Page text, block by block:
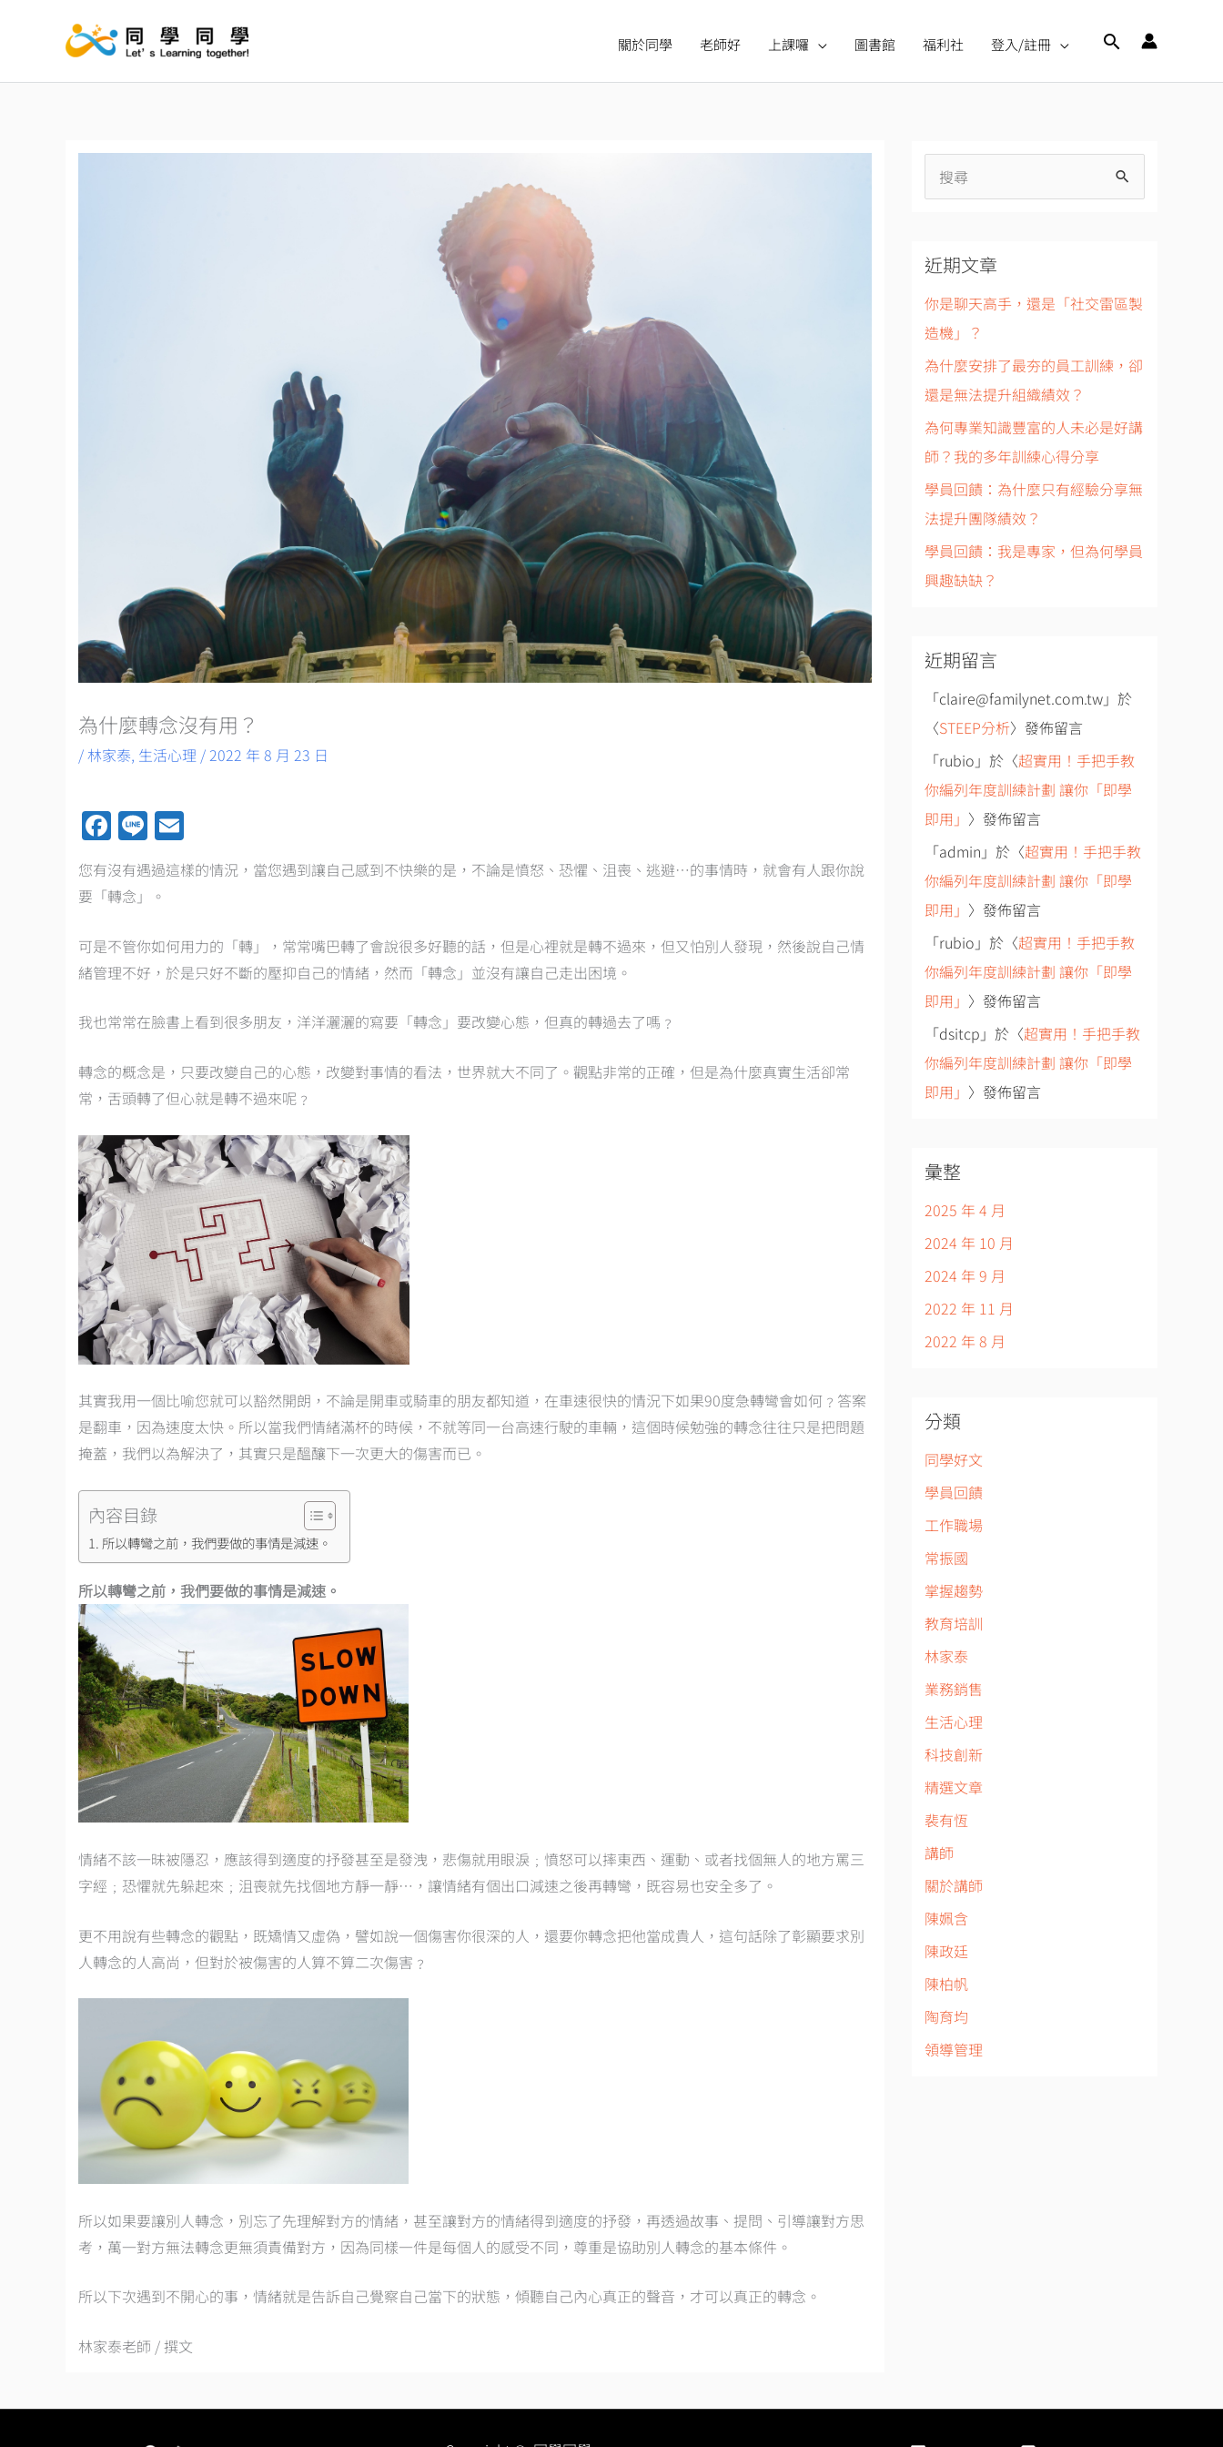
關於同學 老師好 上課囉 圖書館 福利社 登入/註冊
搜
尋
為什麼轉念沒有用？
/林家泰, 生活心理 /2022 年 8 月 23 日
F
a
ce
b
o
o
Li
n
e
m
ai
您有沒有遇過這樣的情況，當您遇到讓自己感到不快樂的是，不論是憤怒、恐懼、沮喪、逃避…的事情時，就會有人跟你說
要「轉念」。
可是不管你如何用力的「轉」，常常嘴巴轉了會說很多好聽的話，但是心裡就是轉不過來，但又怕別人發現，然後說自己情
緒管理不好，於是只好不斷的壓抑自己的情緒，然而「轉念」並沒有讓自己走出困境。
我也常常在臉書上看到很多朋友，洋洋灑灑的寫要「轉念」要改變心態，但真的轉過去了嗎﹖
轉念的概念是，只要改變自己的心態，改變對事情的看法，世界就大不同了。觀點非常的正確，但是為什麼真實生活卻常
常，舌頭轉了但心就是轉不過來呢﹖
其實我用一個比喻您就可以豁然開朗，不論是開車或騎車的朋友都知道，在車速很快的情況下如果90度急轉彎會如何﹖答案
是翻車，因為速度太快。所以當我們情緒滿杯的時候，不就等同一台高速行駛的車輛，這個時候勉強的轉念往往只是把問題
掩蓋，我們以為解決了，其實只是醞釀下一次更大的傷害而已。
內容目錄
所以轉彎之前，我們要做的事情是減速。
所以轉彎之前，我們要做的事情是減速。
情緒不該一昧被隱忍，應該得到適度的抒發甚至是發洩，悲傷就用眼淚﹔憤怒可以摔東西、運動、或者找個無人的地方罵三
字經﹔恐懼就先躲起來﹔沮喪就先找個地方靜一靜…，讓情緒有個出口減速之後再轉彎，既容易也安全多了。
更不用說有些轉念的觀點，既矯情又虛偽，譬如說一個傷害你很深的人，還要你轉念把他當成貴人，這句話除了彰顯要求別
人轉念的人高尚，但對於被傷害的人算不算二次傷害﹖
所以如果要讓別人轉念，別忘了先理解對方的情緒，甚至讓對方的情緒得到適度的抒發，再透過故事、提問、引導讓對方思
考，萬一對方無法轉念更無須責備對方，因為同樣一件是每個人的感受不同，尊重是協助別人轉念的基本條件。
所以下次遇到不開心的事，情緒就是告訴自己覺察自己當下的狀態，傾聽自己內心真正的聲音，才可以真正的轉念。
林家泰老師 / 撰文
鍵
字
:
近期文章
你是聊天高手，還是「社交雷區製
造機」？
為什麼安排了最夯的員工訓練，卻
還是無法提升組織績效？
為何專業知識豐富的人未必是好講
師？我的多年訓練心得分享
學員回饋：為什麼只有經驗分享無
法提升團隊績效？
學員回饋：我是專家，但為何學員
興趣缺缺？
近期留言
「claire@familynet.com.tw」於
〈STEEP分析〉發佈留言
「rubio 」於〈超實用！手把手教
你編列年度訓練計劃 讓你「即學
即用」 〉發佈留言
「admin 」於〈超實用！手把手教
你編列年度訓練計劃 讓你「即學
即用」 〉發佈留言
「rubio 」於〈超實用！手把手教
你編列年度訓練計劃 讓你「即學
即用」 〉發佈留言
「dsitcp 」於〈超實用！手把手教
你編列年度訓練計劃 讓你「即學
即用」 〉發佈留言
彙整
2025 年 4 月
2024 年 10 月
2024 年 9 月
2022 年 11 月
2022 年 8 月
分類
同學好文
學員回饋
工作職場
常振國
掌握趨勢
教育培訓
林家泰
業務銷售
生活心理
科技創新
精選文章
裴有恆
講師
關於講師
陳姵含
陳政廷
陳柏帆
陶育均
領導管理